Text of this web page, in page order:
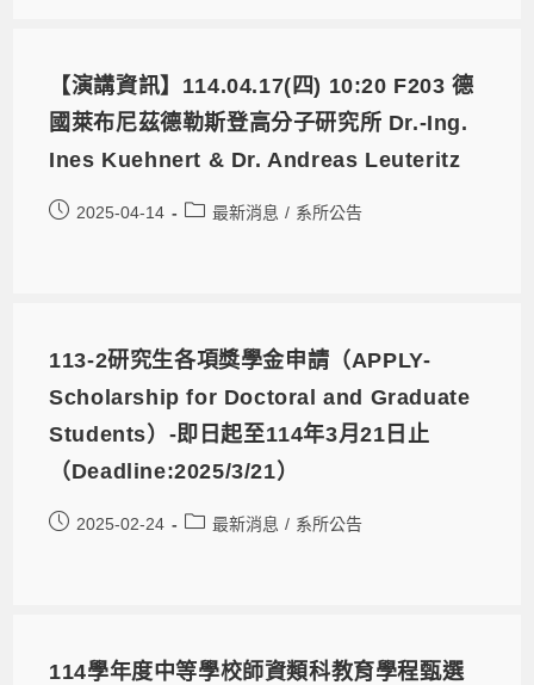
【演講資訊】114.04.17(四) 10:20 F203 德
國萊布尼茲德勒斯登高分子研究所 Dr.-Ing.
Ines Kuehnert & Dr. Andreas Leuteritz
2025-04-14 最新消息 / 系所公告
113-2研究生各項獎學金申請（APPLY-
Scholarship for Doctoral and Graduate
Students）-即日起至114年3月21日止
（Deadline:2025/3/21）
2025-02-24 最新消息 / 系所公告
114學年度中等學校師資類科教育學程甄選